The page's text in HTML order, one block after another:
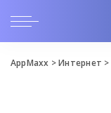
AppMaxx >Интернет >